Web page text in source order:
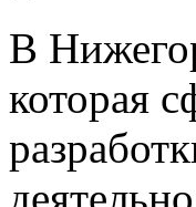
В
которая